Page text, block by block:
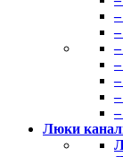
Люки